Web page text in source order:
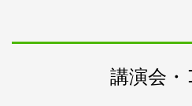
講演会・